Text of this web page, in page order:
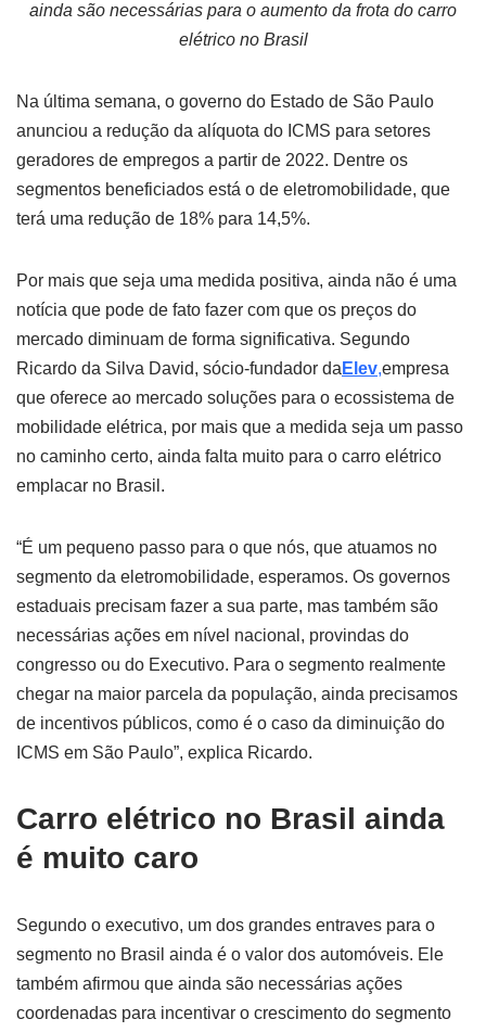
ainda são necessárias para o aumento da frota do carro
elétrico no Brasil
Na última semana, o governo do Estado de São Paulo
anunciou a redução da alíquota do ICMS para setores
geradores de empregos a partir de 2022. Dentre os
segmentos beneficiados está o de eletromobilidade, que
terá uma redução de 18% para 14,5%.
Por mais que seja uma medida positiva, ainda não é uma
notícia que pode de fato fazer com que os preços do
mercado diminuam de forma significativa. Segundo
Ricardo da Silva David, sócio-fundador da Elev,empresa
que oferece ao mercado soluções para o ecossistema de
mobilidade elétrica, por mais que a medida seja um passo
no caminho certo, ainda falta muito para o carro elétrico
emplacar no Brasil.
“É um pequeno passo para o que nós, que atuamos no
segmento da eletromobilidade, esperamos. Os governos
estaduais precisam fazer a sua parte, mas também são
necessárias ações em nível nacional, provindas do
congresso ou do Executivo. Para o segmento realmente
chegar na maior parcela da população, ainda precisamos
de incentivos públicos, como é o caso da diminuição do
ICMS em São Paulo”, explica Ricardo.
Carro elétrico no Brasil ainda
é muito caro
Segundo o executivo, um dos grandes entraves para o
segmento no Brasil ainda é o valor dos automóveis. Ele
também afirmou que ainda são necessárias ações
coordenadas para incentivar o crescimento do segmento